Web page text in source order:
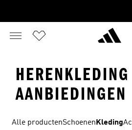
HERENKLEDING
AANBIEDINGEN
Alle productenSchoenen Kleding